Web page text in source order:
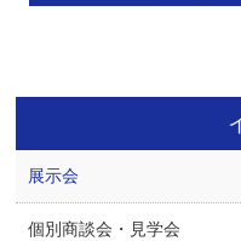
展示会
個別商談会・見学会